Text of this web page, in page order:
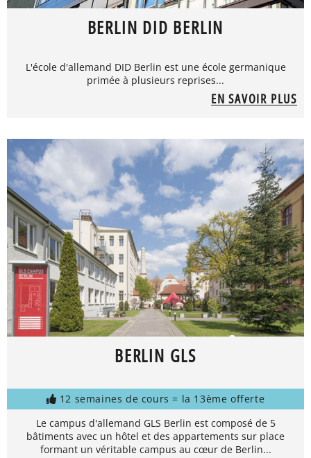
BERLIN DID BERLIN
L'école d'allemand DID Berlin est une école germanique
primée à plusieurs reprises...
EN SAVOIR PLUS
BERLIN GLS
12 semaines de cours = la 13ème offerte
Le campus d'allemand GLS Berlin est composé de 5
bâtiments avec un hôtel et des appartements sur place
formant un véritable campus au cœur de Berlin...